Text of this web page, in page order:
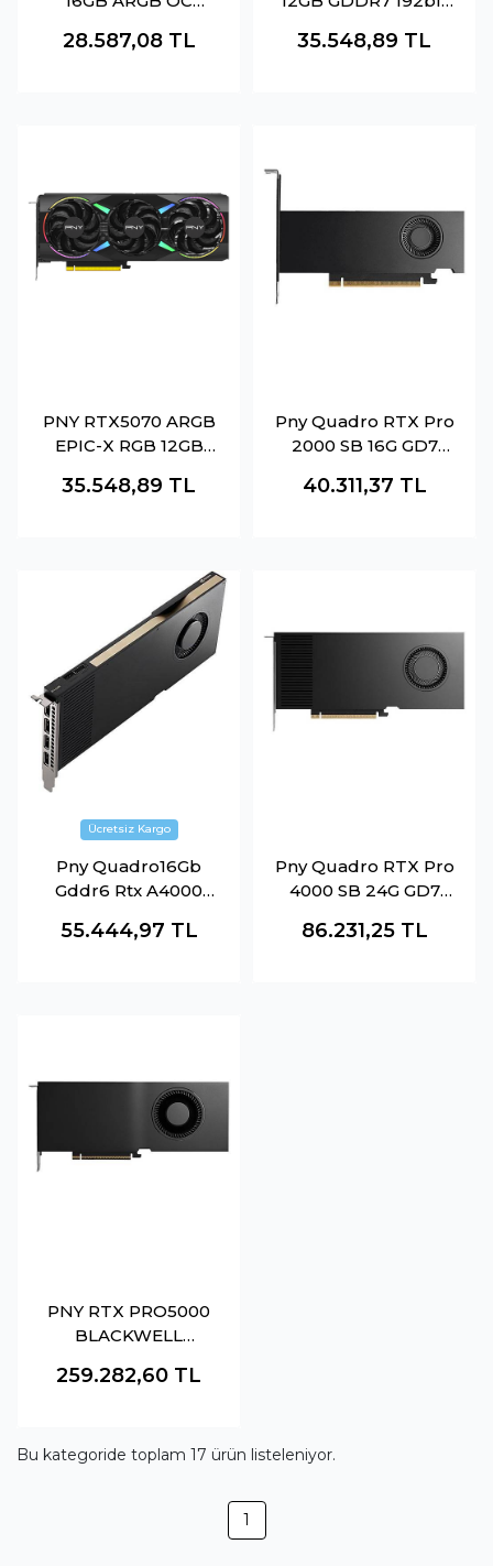
(VCG5060T16TFXXP
28.587,08 TL
O)
35.548,89 TL
PNY RTX5070 ARGB
EPIC-X RGB 12GB
(VCG507012TFXXPB1
35.548,89 TL
Pny Quadro RTX Pro
2000 SB 16G GD7
40.311,37 TL
Pny Quadro16Gb
Gddr6 Rtx A4000
Smallbox Ekran Kartı
55.444,97 TL
Pny Quadro RTX Pro
4000 SB 24G GD7
86.231,25 TL
PNY RTX PRO5000
BLACKWELL
SB 48GB DDR7
KARTI
259.282,60 TL
Bu kategoride toplam 17 ürün listeleniyor.
1